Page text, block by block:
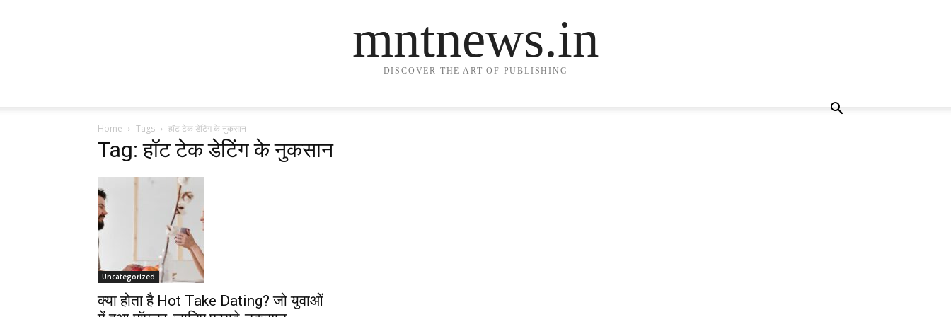
mntnews.in
DISCOVER THE ART OF PUBLISHING
Home Tags हॉट टेक डेटिंग के नुकसान
Tag: हॉट टेक डेटिंग के नुकसान
Uncategorized
क्या होता है Hot Take Dating? जो युवाओं